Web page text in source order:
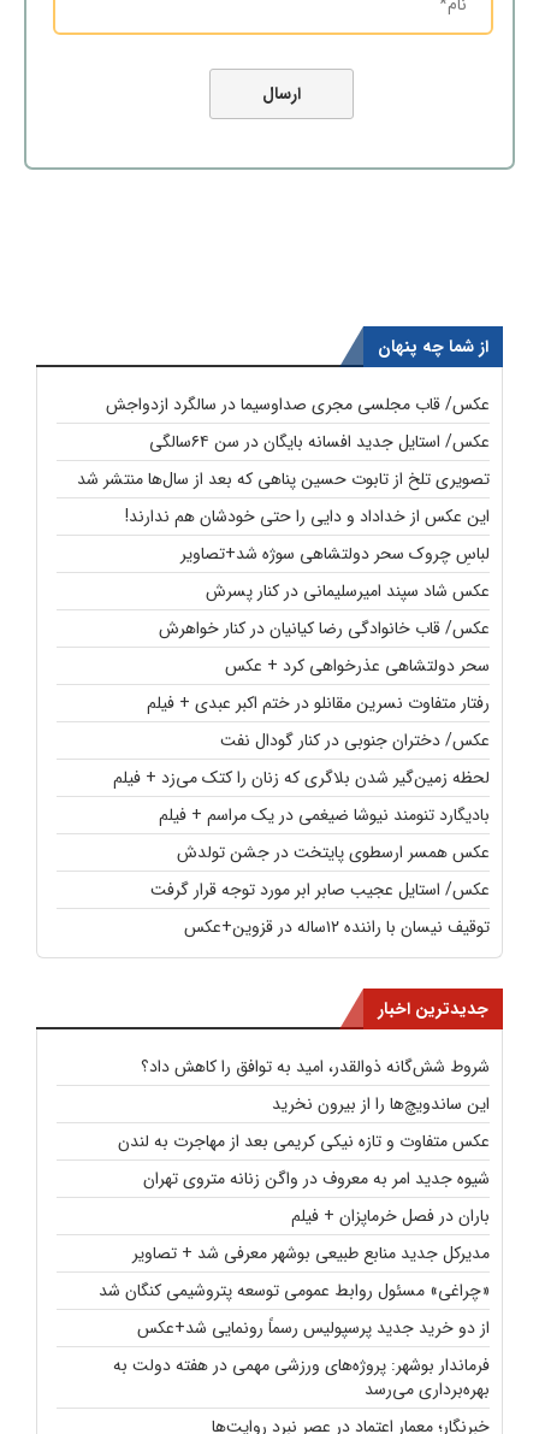
از شما چه پنهان
عکس/ قاب مجلسی مجری صداوسیما در سالگرد ازدواجش
عکس/ استایل جدید افسانه بایگان در سن ۶۴سالگی
تصویری تلخ از تابوت حسین پناهی که بعد از سال‌ها منتشر شد
این عکس از خداداد و دایی را حتی خودشان هم ندارند!
لباسِ چروک سحر دولتشاهی سوژه شد+تصاویر
عکس شاد سپند امیرسلیمانی در کنار پسرش
عکس/ قاب خانوادگی رضا کیانیان در کنار خواهرش
سحر دولتشاهی عذرخواهی کرد + عکس
رفتار متفاوت نسرین مقانلو در ختم اکبر عبدی + فیلم
عکس/ دختران جنوبی در کنار گودال نفت
لحظه زمین‌گیر شدن بلاگری که زنان را کتک می‌زد + فیلم
بادیگارد تنومند نیوشا ضیغمی در یک مراسم + فیلم
عکس همسر ارسطوی پایتخت در جشن تولدش
عکس/ استایل عجیب صابر ابر مورد توجه قرار گرفت
توقیف نیسان با راننده ۱۲ساله در قزوین+عکس
جدیدترین اخبار
شروط شش‌گانه ذوالقدر، امید به توافق را کاهش داد؟
این ساندویچ‌ها را از بیرون نخرید
عکس متفاوت و تازه نیکی کریمی بعد از مهاجرت به لندن
شیوه جدید امر به معروف در واگن زنانه متروی تهران
باران در فصل خرماپزان + فیلم
مدیرکل جدید منابع طبیعی بوشهر معرفی شد + تصاویر
«چراغی» مسئول روابط عمومی توسعه پتروشیمی کنگان شد
از دو خرید جدید پرسپولیس رسماً رونمایی شد+عکس
فرماندار بوشهر: پروژه‌های ورزشی مهمی در هفته دولت به
بهره‌برداری می‌رسد
خبرنگار؛ معمار اعتماد در عصر نبرد روایت‌ها